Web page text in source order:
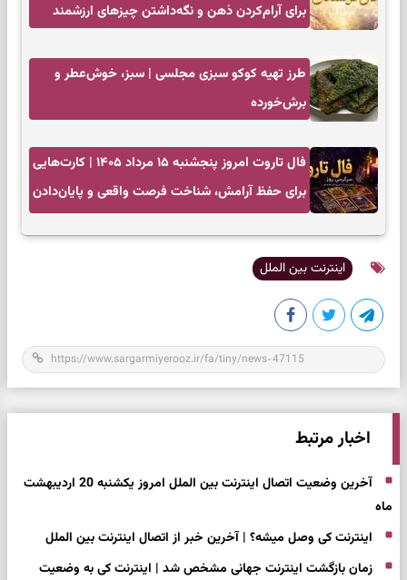
برای آرام‌کردن ذهن و نگه‌داشتن چیزهای ارزشمند
طرز تهیه کوکو سبزی مجلسی | سبز، خوش‌عطر و
برش‌خورده
فال تاروت امروز پنجشنبه ۱۵ مرداد ۱۴۰۵ | کارت‌هایی
برای حفظ آرامش، شناخت فرصت واقعی و پایان‌دادن
اینترنت بین الملل
اخبار مرتبط
آخرین وضعیت اتصال اینترنت بین الملل امروز یکشنبه 20 اردیبهشت
ماه
اینترنت کی وصل میشه؟ | آخرین خبر از اتصال اینترنت بین الملل
زمان بازگشت اینترنت جهانی مشخص شد | اینترنت کی به وضعیت